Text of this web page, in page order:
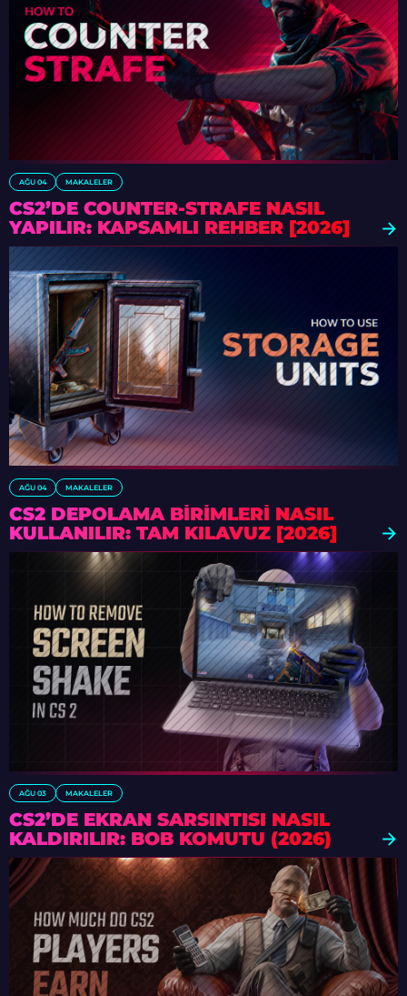
AĞU 04 MAKALELER
CS2’DE COUNTER-STRAFE NASIL
YAPILIR: KAPSAMLI REHBER [2026]
AĞU 04 MAKALELER
CS2 DEPOLAMA BIRIMLERI NASIL
KULLANILIR: TAM KILAVUZ [2026]
AĞU 03 MAKALELER
CS2’DE EKRAN SARSINTISI NASIL
KALDIRILIR: BOB KOMUTU (2026)